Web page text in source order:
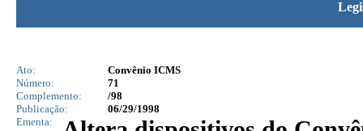
Ato:
Convênio ICMS
Número:
71
Complemento:
/98
Publicação:
06/29/1998
Ementa: